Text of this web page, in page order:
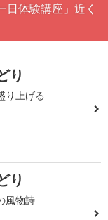
体験講座」近く
り
り上げる
り
風物詩